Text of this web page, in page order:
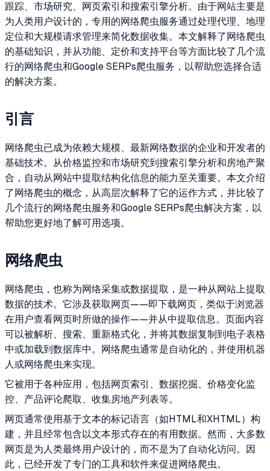
跟踪、市场研究、网页索引和搜索引擎分析。由于网站主要是
为人类用户设计的，专用的网络爬虫服务通过处理代理、地理
定位和大规模请求管理来简化数据收集。本文解释了网络爬虫
的基础知识，并从功能、定价和支持平台等方面比较了几个流
行的网络爬虫和Google SERPs爬虫服务，以帮助您选择合适
的解决方案。
引言
网络爬虫已成为依赖大规模、最新网络数据的企业和开发者的
基础技术。从价格监控和市场研究到搜索引擎分析和房地产聚
合，自动从网站中提取结构化信息的能力至关重要。本文介绍
了网络爬虫的概念，从高层次解释了它的运作方式，并比较了
几个流行的网络爬虫服务和Google SERPs爬虫解决方案，以
帮助您更好地了解可用选项。
网络爬虫
网络爬虫，也称为网络采集或数据提取，是一种从网站上提取
数据的技术。它涉及获取网页——即下载网页，类似于浏览器
在用户查看网页时所做的操作——并从中提取信息。页面内容
可以被解析、搜索、重新格式化，并将其数据复制到电子表格
中或加载到数据库中。网络爬虫通常是自动化的，并使用机器
人或网络爬虫来实现。
它被用于各种应用，包括网页索引、数据挖掘、价格变化监
控、产品评论爬取、收集房地产列表等。
网页通常使用基于文本的标记语言（如HTML和XHTML）构
建，并且经常包含以文本形式存在的有用数据。然而，大多数
网页是为人类最终用户设计的，而不是为了自动化访问。因
此，已经开发了专门的工具和软件来促进网络爬虫。